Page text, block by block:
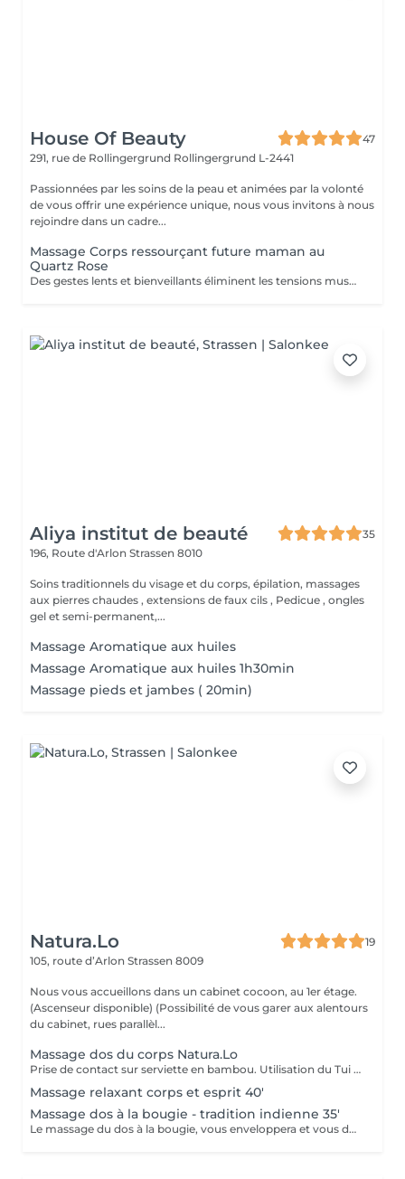
House Of Beauty
47
291, rue de Rollingergrund Rollingergrund L-2441
Passionnées par les soins de la peau et animées par la volonté
de vous offrir une expérience unique, nous vous invitons à nous
rejoindre dans un cadre...
Massage Corps ressourçant future maman au
Quartz Rose
Des gestes lents et bienveillants éliminent les tensions musculaires et allègent les jambes. Spécialement conçu pour la future maman, ce soin massant permet un lâcher prise absolu. Un moment de pur plaisir.
Aliya institut de beauté
35
196, Route d'Arlon Strassen 8010
Soins traditionnels du visage et du corps, épilation, massages
aux pierres chaudes , extensions de faux cils , Pedicue , ongles
gel et semi-permanent,...
Massage Aromatique aux huiles
Massage Aromatique aux huiles 1h30min
Massage pieds et jambes ( 20min)
Natura.Lo
19
105, route d’Arlon Strassen 8009
Nous vous accueillons dans un cabinet cocoon, au 1er étage.
(Ascenseur disponible) (Possibilité de vous garer aux alentours
du cabinet, rues parallèl...
Massage dos du corps Natura.Lo
Prise de contact sur serviette en bambou. Utilisation du Tui Na afin d'améliorer la circulation énergétique, utilisation du Lomi-Lomi, utilisation méthode relaxante. Utilisation d'huile végétale. Pression selon vos besoins. (Du crâne jusqu'aux orteils) Chèque cadeau disponible (Montant de votre choix, celui-ci est à indiquer lors de votre demande)
Massage relaxant corps et esprit 40'
Massage dos à la bougie - tradition indienne 35'
Le massage du dos à la bougie, vous enveloppera et vous donnera une sensation très réconfortante, avec la bougie qui apporte son soin onctueux